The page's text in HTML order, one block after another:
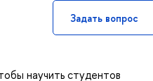
Задать вопрос
научить студентов